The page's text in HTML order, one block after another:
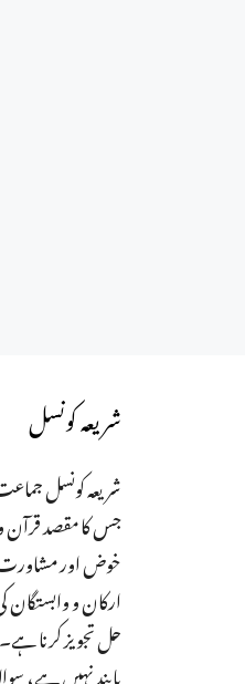
شریعہ کونسل
شریعہ کونسل
جس کا مقصد قرآن
خوض اور مشاورت
ارکان و وابستگان
حل تجویز کرنا
پابند نہیں ہے،